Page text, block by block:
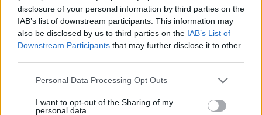
disclosure of your personal information by third parties on the
IAB’s list of downstream participants. This information may
also be disclosed by us to third parties on the IAB’s List of
Downstream Participants that may further disclose it to other
Please note that this website/app uses one or more Google
not limited to your visit or usage behaviour. You may click to
Personal Data Processing Opt Outs
I want to opt-out of the Sharing of my
personal data.
Azért is hírértékű mindez, mert augusztus elején
Dobos József váratlanul kilépett az MSZP-ből,
amelynek városi elnöke volt. A Kecsupnak azt
nyilatkozta akkor, hogy politikai pályáját nem
választáson indító ellenzéki Szövetségből is. Úgy
tudjuk, azóta az ellenzéki frakcióból is. Jelezte,